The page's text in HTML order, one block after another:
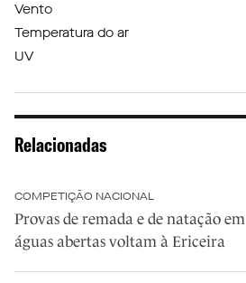
Vento
Temperatura do ar
UV
Relacionadas
COMPETIÇÃO NACIONAL
Provas de remada e de natação em
águas abertas voltam à Ericeira